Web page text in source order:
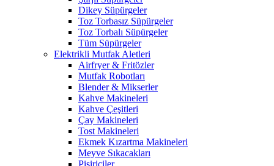
Dikey Süpürgeler
Toz Torbasız Süpürgeler
Toz Torbalı Süpürgeler
Tüm Süpürgeler
Elektrikli Mutfak Aletleri
Airfryer & Fritözler
Mutfak Robotları
Blender & Mikserler
Kahve Makineleri
Kahve Çeşitleri
Çay Makineleri
Tost Makineleri
Ekmek Kızartma Makineleri
Meyve Sıkacakları
Pişiriciler